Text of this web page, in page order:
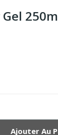
Ajouter Au